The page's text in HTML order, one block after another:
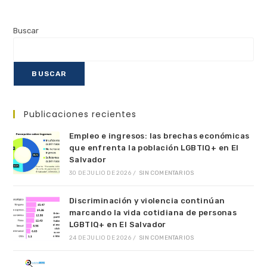
Buscar
BUSCAR
Publicaciones recientes
Empleo e ingresos: las brechas económicas
que enfrenta la población LGBTIQ+ en El
Salvador
30 DE JULIO DE 2026 / SIN COMENTARIOS
Discriminación y violencia continúan
marcando la vida cotidiana de personas
LGBTIQ+ en El Salvador
24 DE JULIO DE 2026 / SIN COMENTARIOS